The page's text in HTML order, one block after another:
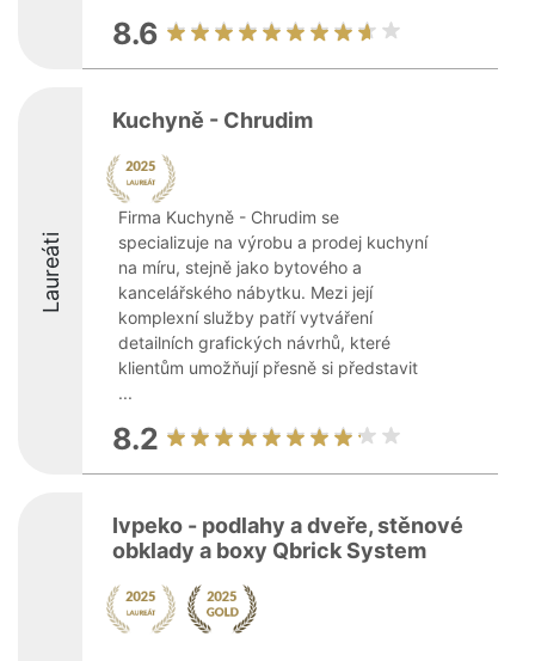
8.6
Laureáti
Kuchyně - Chrudim
Firma Kuchyně - Chrudim se
specializuje na výrobu a prodej kuchyní
na míru, stejně jako bytového a
kancelářského nábytku. Mezi její
komplexní služby patří vytváření
detailních grafických návrhů, které
klientům umožňují přesně si představit
...
8.2
Ivpeko - podlahy a dveře, stěnové
obklady a boxy Qbrick System